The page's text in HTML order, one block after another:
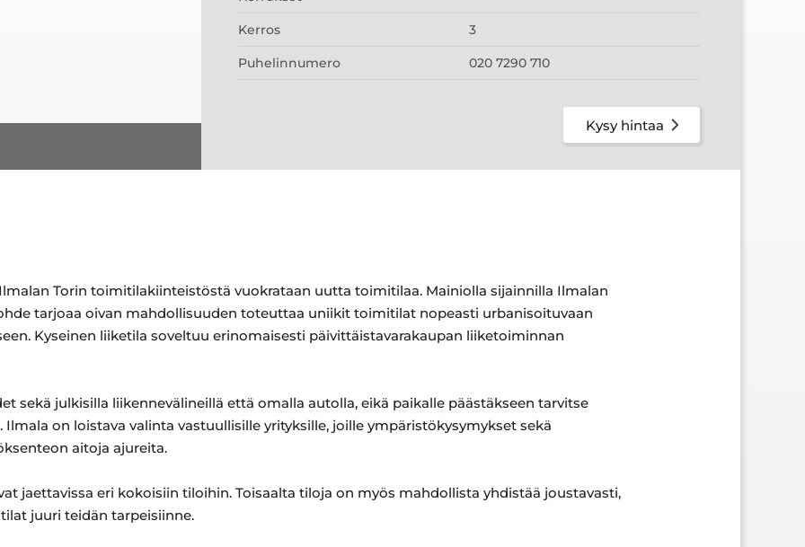
Kerros 3
Puhelinnumero 020 7290 710
Kysy hintaa
Torin toimitilakiinteistöstä vuokrataan uutta toimitilaa. Mainiolla sijainnilla Ilmalan
tarjoaa oivan mahdollisuuden toteuttaa uniikit toimitilat nopeasti urbanisoituvaan
Kyseinen liiketila soveltuu erinomaisesti päivittäistavarakaupan liiketoiminnan
sekä julkisilla liikennevälineillä että omalla autolla, eikä paikalle päästäkseen tarvitse
on loistava valinta vastuullisille yrityksille, joille ympäristökysymykset sekä
aitoja ajureita.
jaettavissa eri kokoisiin tiloihin. Toisaalta tiloja on myös mahdollista yhdistää joustavasti,
juuri teidän tarpeisiinne.